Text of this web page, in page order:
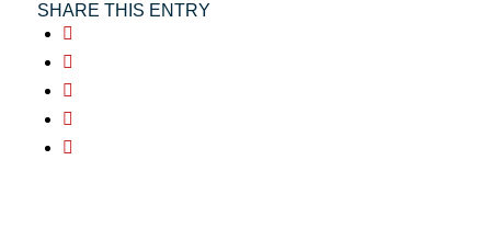
SHARE THIS ENTRY